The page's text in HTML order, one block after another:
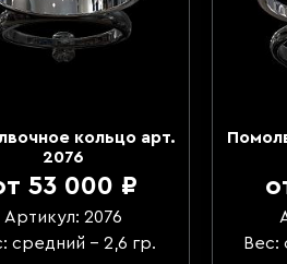
кольцо арт.
2076
53 000 ₽
Артикул: 2076
средний – 2,6 гр.
Вес: